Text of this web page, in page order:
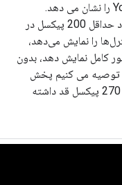
این صفحه عملکردهای YouTube Player API را نشان می دهد.
پخش‌کننده‌های جاسازی‌شده باید دیدی با ابعاد حداقل 200 پیکسل در
را نمایش می‌دهد،
کامل نمایش دهد، بدون
ما توصیه می کنیم پخش
کننده های 16:9 حداقل 480 پیکسل عرض و 270 پیکسل قد داشته